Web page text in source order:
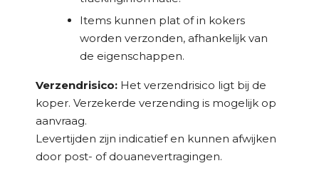
Items kunnen plat of in kokers
worden verzonden, afhankelijk van
de eigenschappen.
Verzendrisico: Het verzendrisico ligt bij de
koper. Verzekerde verzending is mogelijk op
aanvraag.
Levertijden zijn indicatief en kunnen afwijken
door post- of douanevertragingen.